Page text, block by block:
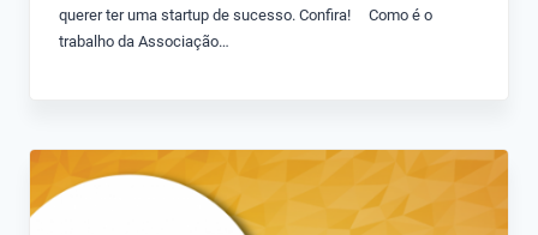
querer ter uma startup de sucesso. Confira! Como é o
trabalho da Associação…